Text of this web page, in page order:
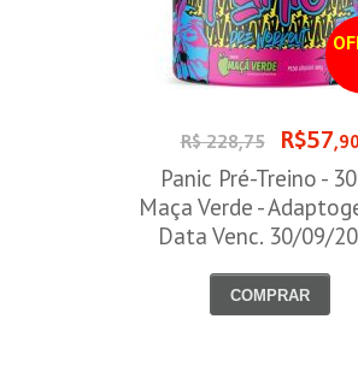
R$ 228,75 R$57,90
Panic Pré-Treino -
Maça Verde -
Data Venc. 30/09/
COMPRAR